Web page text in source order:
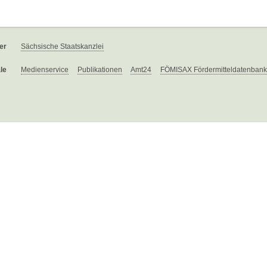
Sächsische Staatskanzlei
Medienservice Publikationen Amt24 FÖMISAX Fördermitteldatenbank